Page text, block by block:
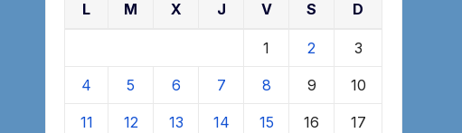
L M X J V S D
1 2 3
4 5 6 7 8 9 10
11 12 13 14 15 16 17